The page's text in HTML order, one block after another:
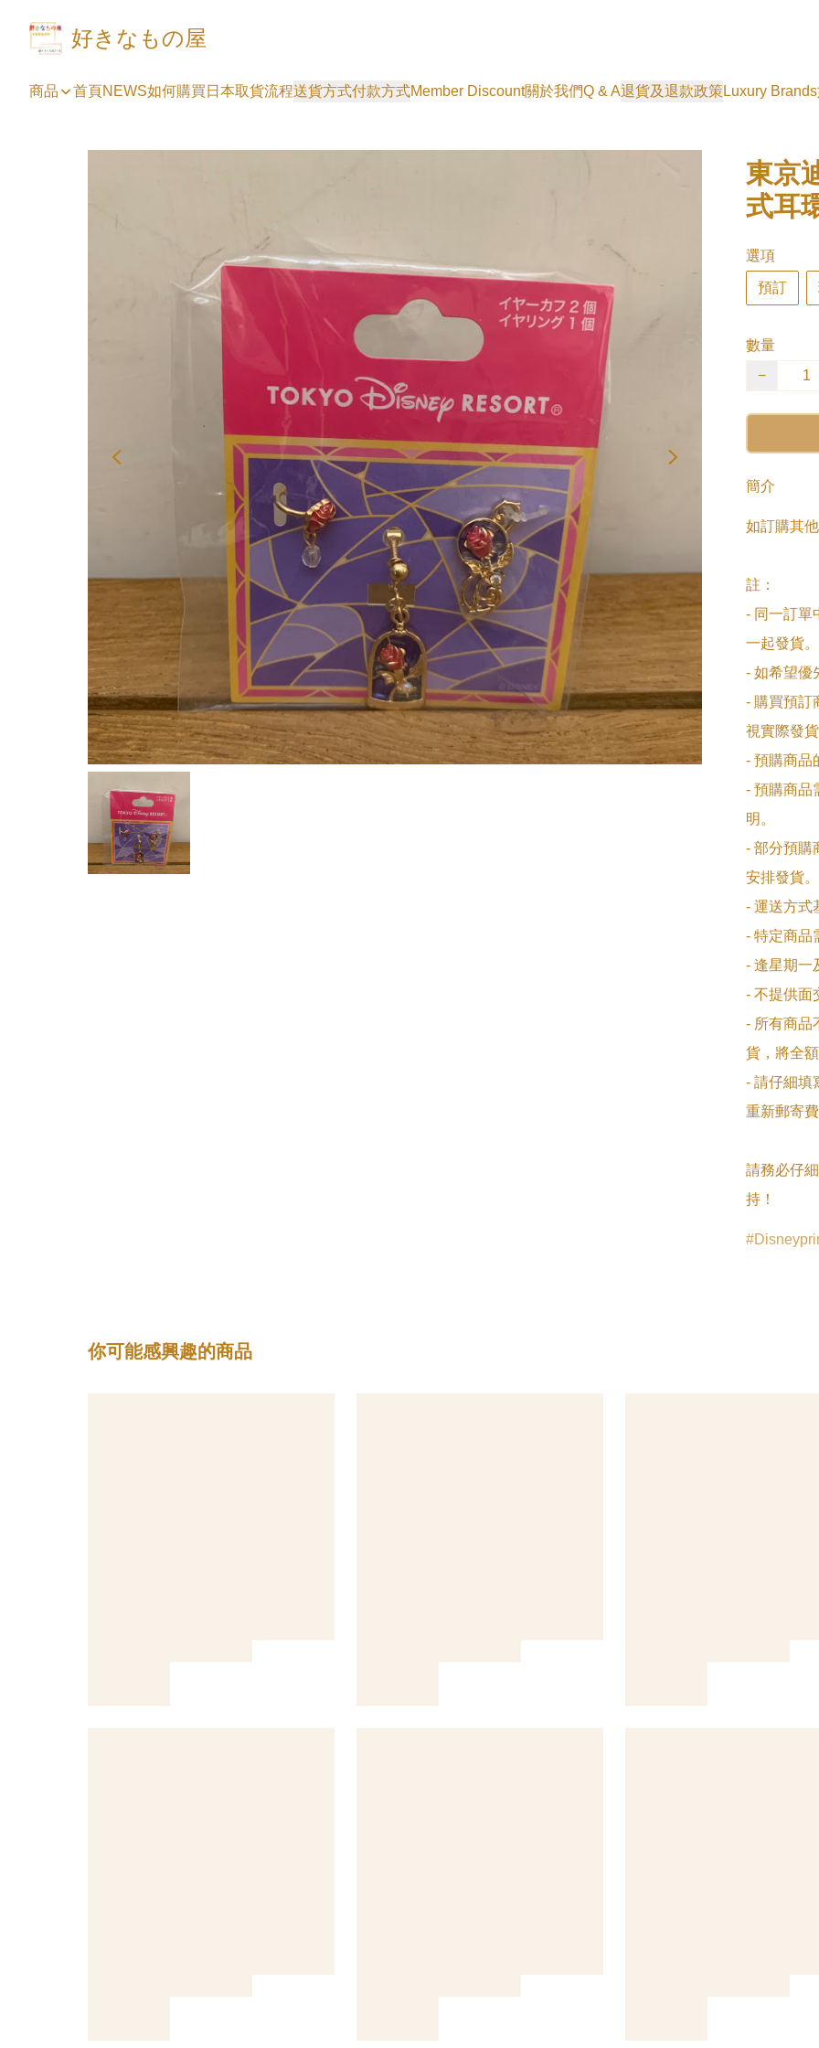
好きなもの屋
商品 首頁NEWS如何購買 日本取貨流程送貨方式付款方式Member Discount關於我們Q & A退貨及退款政策Luxury Brands
東京
式耳
選項
預訂
數量
−
簡介
如訂購其
註：
- 同一訂單
一起發貨。
- 如希望優
- 購買預訂
視實際發
- 預購商品
- 預購商品
明。
- 部分預購
安排發貨。
- 運送方式
- 特定商品
- 逢星期一
- 不提供面
- 所有商品
貨，將全
- 請仔細填
重新郵寄
請務必仔
持！
你可能感興趣的商品